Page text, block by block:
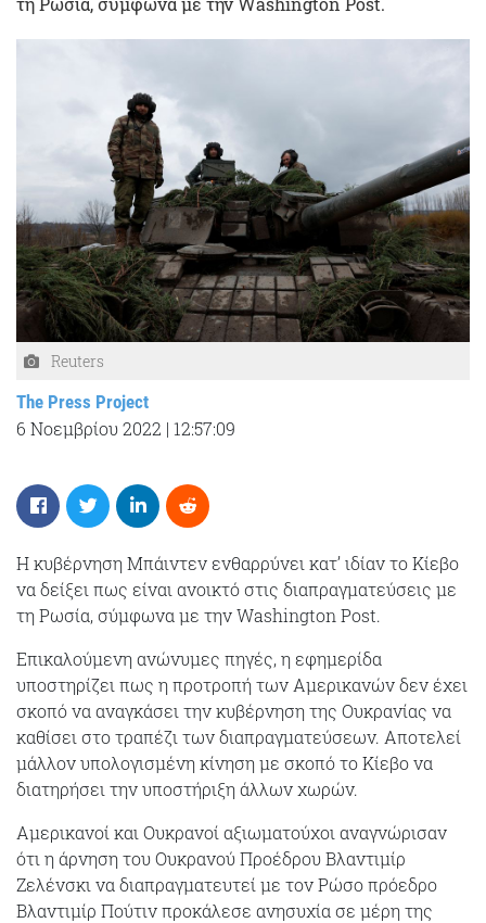
Reuters
The Press Project
6 Νοεμβρίου 2022 | 12:57:09
Η κυβέρνηση Μπάιντεν ενθαρρύνει κατ’ ιδίαν το Κίεβο
να δείξει πως είναι ανοικτό στις διαπραγματεύσεις με
τη Ρωσία, σύμφωνα με την Washington Post.
Επικαλούμενη ανώνυμες πηγές, η εφημερίδα
υποστηρίζει πως η προτροπή των Αμερικανών δεν έχει
σκοπό να αναγκάσει την κυβέρνηση της Ουκρανίας να
καθίσει στο τραπέζι των διαπραγματεύσεων. Αποτελεί
μάλλον υπολογισμένη κίνηση με σκοπό το Κίεβο να
διατηρήσει την υποστήριξη άλλων χωρών.
Αμερικανοί και Ουκρανοί αξιωματούχοι αναγνώρισαν
ότι η άρνηση του Ουκρανού Προέδρου Βλαντιμίρ
Ζελένσκι να διαπραγματευτεί με τον Ρώσο πρόεδρο
Βλαντιμίρ Πούτιν προκάλεσε ανησυχία σε μέρη της